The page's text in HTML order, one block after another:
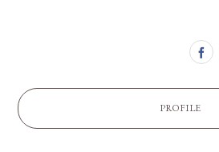
PROFILE